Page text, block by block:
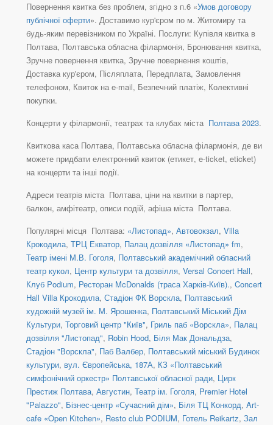
Повернення квитка без проблем, згідно з п.6 «Умов договору
публічної оферти». Доставимо кур'єром по м. Житомиру та
будь-яким перевізником по Україні. Послуги: Купівля квитка в
Полтава, Полтавська обласна філармонія, Бронювання квитка,
Зручне повернення квитка, Зручне повернення коштів,
Доставка кур'єром, Післяплата, Передплата, Замовлення
телефоном, Квиток на e-mail, Безпечний платіж, Колективні
покупки.
Концерти у філармонії, театрах та клубах міста Полтава 2023.
Квиткова каса Полтава, Полтавська обласна філармонія, де ви
можете придбати електронний квиток (етикет, e-ticket, eticket)
на концерти та інші події.
Адреси театрів міста Полтава, ціни на квитки в партер,
балкон, амфітеатр, описи подій, афіша міста Полтава.
Популярні місця Полтава: «Листопад», Автовокзал, Villa
Крокодила, ТРЦ Екватор, Палац дозвілля «Листопад» fm,
Театр імені М.В. Гоголя, Полтавський академічний обласний
театр кукол, Центр культури та дозвілля, Versal Concert Hall,
Клуб Podium, Ресторан McDonalds (траса Харків-Київ)., Concert
Hall Villa Крокодила, Стадіон ФК Ворскла, Полтавський
художній музей ім. М. Ярошенка, Полтавський Міський Дім
Культури, Торговий центр "Київ", Гриль паб «Ворскла», Палац
дозвілля "Листопад", Robin Hood, Біля Мак Дональдза,
Стадіон "Ворскла", Паб Валбер, Полтавський міський Будинок
культури, вул. Європейська, 187А, КЗ «Полтавський
симфонічний оркестр» Полтавської обласної ради, Цирк
Престиж Полтава, Августин, Театр ім. Гоголя, Premier Hotel
"Palazzo", Бізнес-центр «Сучасний дім», Біля ТЦ Конкорд, Art-
cafe «Open Kitchen», Resto club PODIUM, Готель Reikartz, Зал